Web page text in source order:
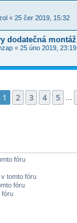
« 25 čer 2019, 15:32
dodatečná montáž
« 25 úno 2019, 23:19
z 24
1 2 3 4 5
fóru
tomto fóru
fóru
fóru